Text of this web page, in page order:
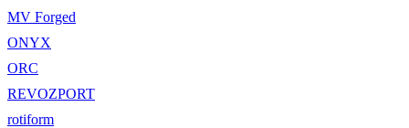
MV Forged
ONYX
ORC
REVOZPORT
rotiform